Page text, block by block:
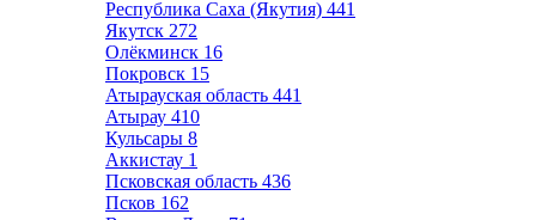
Республика Саха (Якутия) 441
Якутск 272
Олёкминск 16
Покровск 15
Атырауская область 441
Атырау 410
Кульсары 8
Аккистау 1
Псковская область 436
Псков 162